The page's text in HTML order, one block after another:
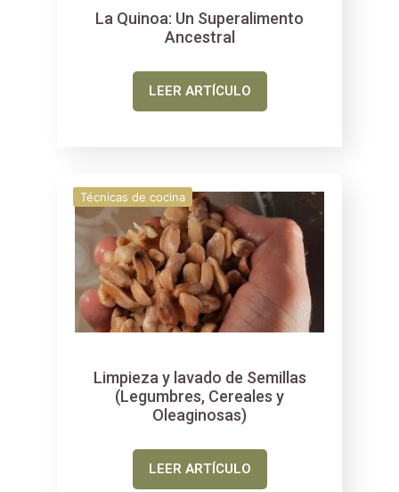
La Quinoa: Un Superalimento
Ancestral
LEER ARTÍCULO
Técnicas de cocina
Limpieza y lavado de Semillas
(Legumbres, Cereales y
Oleaginosas)
LEER ARTÍCULO